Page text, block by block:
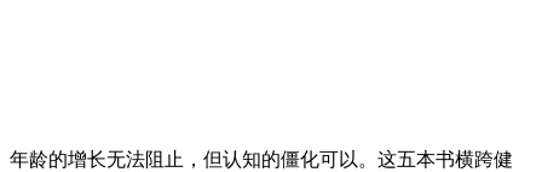
年龄的增长无法阻止，但认知的僵化可以。这五本书横跨健